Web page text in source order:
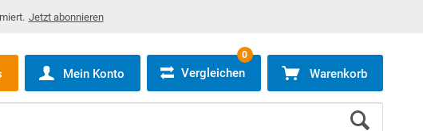
Jetzt abonnieren
Mein Konto Vergleichen
0
Warenkorb